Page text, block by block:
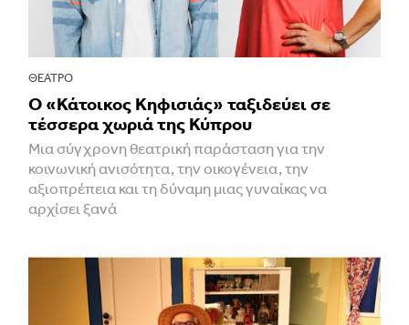
ΘΈΑΤΡΟ
Ο «Κάτοικος Κηφισιάς» ταξιδεύει σε
τέσσερα χωριά της Κύπρου
Μια σύγχρονη θεατρική παράσταση για την
κοινωνική ανισότητα, την οικογένεια, την
αξιοπρέπεια και τη δύναμη μιας γυναίκας να
αρχίσει ξανά